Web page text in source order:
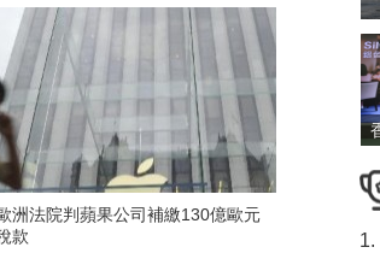
洲法院判蘋果公司補繳130億歐元
款